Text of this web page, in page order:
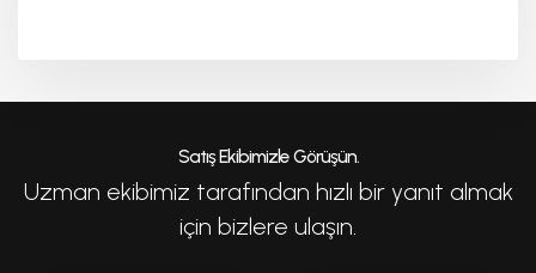
Satış Ekibimizle Görüşün.
Uzman ekibimiz tarafından hızlı bir yanıt almak
için bizlere ulaşın.